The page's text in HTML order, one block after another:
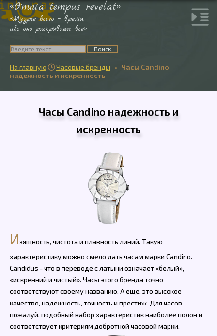
«Omnia tempus revelat»
«Мудрее всего – время,
ибо оно раскрывает все»
На главную  Часовые бренды • Часы Candino
надежность и искренность
Часы Candino надежность и
искренность
Изящность, чистота и плавность линий. Такую
характеристику можно смело дать часам марки Candino.
Candidus - что в переводе с латыни означает «белый»,
«искренний и чистый». Часы этого бренда точно
соответствуют своему названию. А еще, это высокое
качество, надежность, точность и престиж. Для часов,
пожалуй, подобный набор характеристик наиболее полон и
соответствует критериям добротной часовой марки.